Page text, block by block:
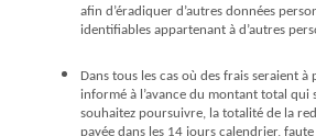
afin d’éradiquer d’autres données
identifiables appartenant à d’autres
Dans tous les cas où des frais seraient à
informé à l’avance du montant total qui
souhaitez poursuivre, la totalité de la
payée dans les 14 jours calendrier,